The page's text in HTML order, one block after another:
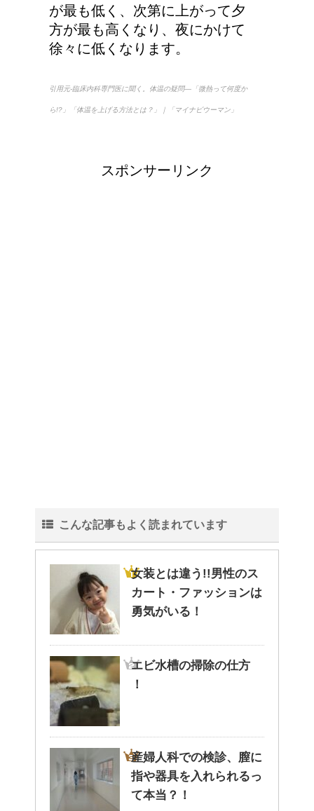
人が死ぬ前に感じる予感
や予兆の3パターン
ゴン？
が最も低く、次第に上がって夕
方が最も高くなり、夜にかけて
徐々に低くなります。
引用元-臨床内科専門医に聞く。体温の疑問—「微熱って何度か
ら!?」「体温を上げる方法とは？」｜「マイナビウーマン」
スポンサーリンク
こんな記事もよく読まれています
女装とは違う!!男性のス
カート・ファッションは
勇気がいる！
エビ水槽の掃除の仕方
！
産婦人科での検診、膣に
指や器具を入れられるっ
て本当？！